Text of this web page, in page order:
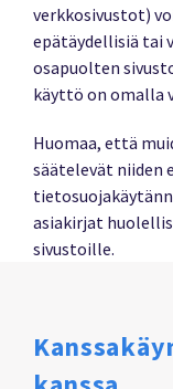
verkkosivustot)
epätäydellisiä tai
osapuolten
käyttö on omalla
Huomaa, että
säätelevät niiden
asiakirjat
sivustoille.